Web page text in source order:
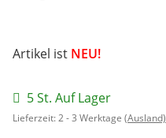
Artikel ist NEU!
5 St. Auf Lager
Lieferzeit:2 - 3 Werktage (Ausland)